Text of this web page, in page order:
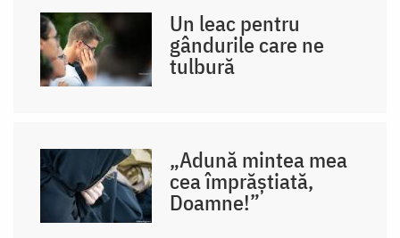
Un leac pentru
gândurile care ne
tulbură
„Adună mintea mea
cea împrăștiată,
Doamne!”